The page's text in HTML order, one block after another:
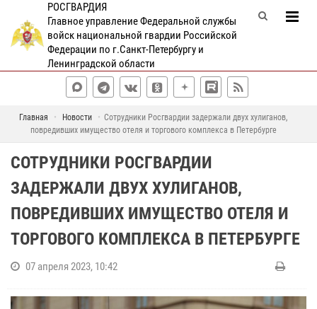
РОСГВАРДИЯ
Главное управление Федеральной службы
войск национальной гвардии Российской
Федерации по г.Санкт-Петербургу и
Ленинградской области
Главная Новости
Сотрудники Росгвардии задержали двух хулиганов,
повредивших имущество отеля и торгового комплекса в Петербурге
СОТРУДНИКИ РОСГВАРДИИ
ЗАДЕРЖАЛИ ДВУХ ХУЛИГАНОВ,
ПОВРЕДИВШИХ ИМУЩЕСТВО ОТЕЛЯ И
ТОРГОВОГО КОМПЛЕКСА В ПЕТЕРБУРГЕ
07 апреля 2023, 10:42